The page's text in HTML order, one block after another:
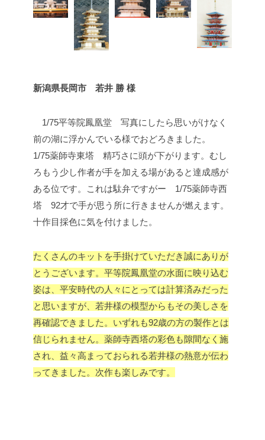
新潟県長岡市 若井 勝 様
1/75平等院鳳凰堂 写真にしたら思いがけなく
前の湖に浮かんでいる様でおどろきました。
1/75薬師寺東塔 精巧さに頭が下がります。 むし
ろもう少し作者が手を加える場があると達成感が
ある位です。これは駄弁ですがー 1/75薬師寺西
塔 92才で手が思う所に行きませんが燃えます。
十作目採色に気を付けました。
たくさんのキットを手掛けていただき誠にありが
とうございます。平等院鳳凰堂の水面に映り込む
姿は、平安時代の人々にとっては計算済みだった
と思いますが、若井様の模型からもその美しさを
再確認できました。いずれも92歳の方の製作とは
信じられません。薬師寺西塔の彩色も隙間なく施
され、益々高まっておられる若井様の熱意が伝わ
ってきました。次作も楽しみです。